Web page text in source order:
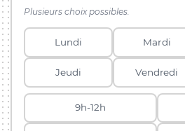
Plusieurs choix possibles.
Lundi Mardi
Jeudi Vendredi
9h-12h